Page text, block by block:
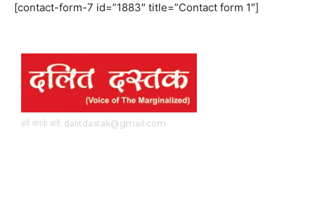
[contact-form-7 id=”1883″ title=”Contact form 1″]
हमें संपर्क करें: dalitdastak@gmail.com